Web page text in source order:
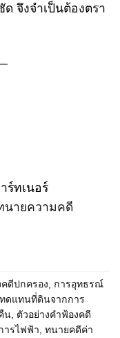
จึงจำเป็นต้องตรา
ร์ทเนอร์
นายความคดี
ดีปกครอง
การอุทธรณ์
ดแทนที่ดินจากการ
น ตัวอย่างคำฟ้องคดี
ารไฟฟ้า ทนายคดีค่า